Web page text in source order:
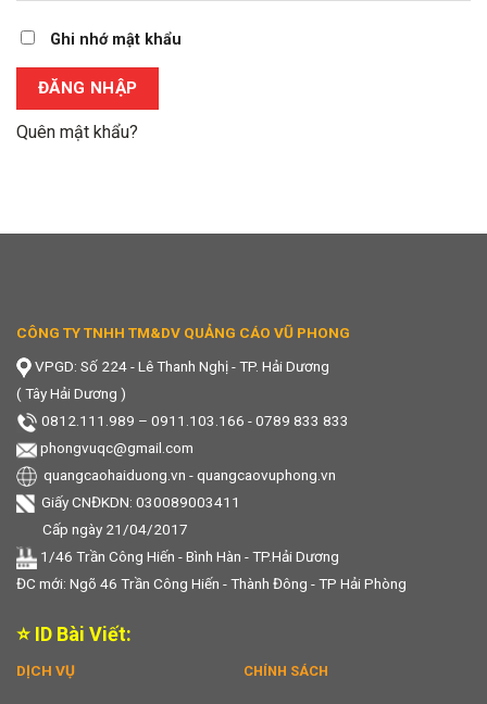
Ghi nhớ mật khẩu
ĐĂNG NHẬP
Quên mật khẩu?
CÔNG TY TNHH TM&DV QUẢNG CÁO VŨ PHONG
VPGD: Số 224 - Lê Thanh Nghị - TP. Hải Dương
( Tây Hải Dương )
0812.111.989 – 0911.103.166 - 0789 833 833
phongvuqc@gmail.com
quangcaohaiduong.vn -quangcaovuphong.vn
Giấy CNĐKDN: 030089003411
Cấp ngày 21/04/2017
1/46 Trần Công Hiến - Bình Hàn - TP.Hải Dương
ĐC mới: Ngõ 46 Trần Công Hiến - Thành Đông - TP Hải Phòng
⭐ ID Bài Viết:
DỊCH VỤ CHÍNH SÁCH